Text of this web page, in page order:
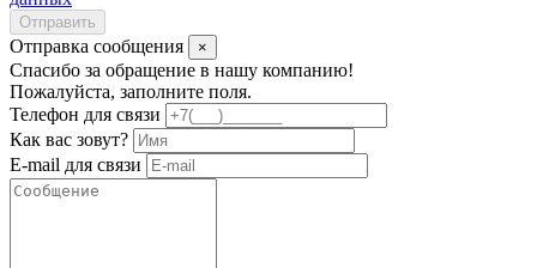
Отправить
Отправка сообщения ×
Спасибо за обращение в нашу компанию!
Пожалуйста, заполните поля.
Телефон для связи
Как вас зовут?
E-mail для связи